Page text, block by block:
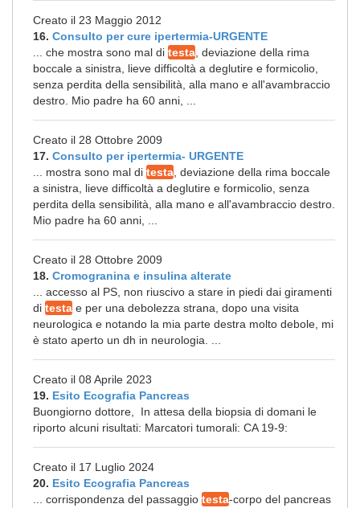
Creato il 23 Maggio 2012
16. Consulto per cure ipertermia-URGENTE
... che mostra sono mal di testa , deviazione della rima
boccale a sinistra, lieve difficoltà a deglutire e formicolio,
senza perdita della sensibilità, alla mano e all'avambraccio
destro. Mio padre ha 60 anni, ...
Creato il 28 Ottobre 2009
17. Consulto per ipertermia- URGENTE
... mostra sono mal di testa , deviazione della rima boccale
a sinistra, lieve difficoltà a deglutire e formicolio, senza
perdita della sensibilità, alla mano e all'avambraccio destro.
Mio padre ha 60 anni, ...
Creato il 28 Ottobre 2009
18. Cromogranina e insulina alterate
... accesso al PS, non riuscivo a stare in piedi dai giramenti
di testa e per una debolezza strana, dopo una visita
neurologica e notando la mia parte destra molto debole, mi
è stato aperto un dh in neurologia. ...
Creato il 08 Aprile 2023
19. Esito Ecografia Pancreas
Buongiorno dottore, In attesa della biopsia di domani le
riporto alcuni risultati: Marcatori tumorali: CA 19-9:
Creato il 17 Luglio 2024
20. Esito Ecografia Pancreas
... corrispondenza del passaggio testa-corpo del pancreas